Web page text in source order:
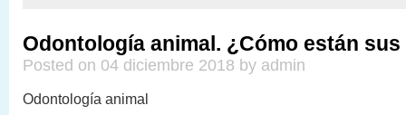
Odontología animal. ¿Cómo están
Posted on 04 diciembre 2018 by admin
Odontología animal